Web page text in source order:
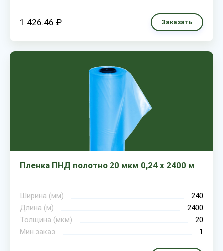
1 426.46 ₽ Заказать
Пленка ПНД полотно 20 мкм 0,24 х 2400 м
Ширина (мм)
240
Длина (м)
2400
Толщина (мкм)
20
Мин.заказ
1